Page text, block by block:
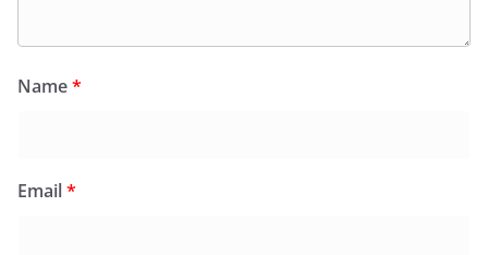
Name*
Email*